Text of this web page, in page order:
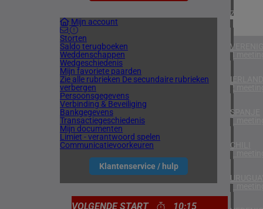
Mijn account
Storten
Saldo terugboeken
Weddenschappen
Wedgeschiedenis
Mijn favoriete paarden
Zie alle rubrieken De secundaire rubrieken
verbergen
Persoonsgegevens
Verbinding & Beveiliging
Bankgegevens
Transactiegeschiedenis
Mijn documenten
Limiet - verantwoord spelen
Communicatievoorkeuren
Klantenservice / hulp
ZUID-
1
4
IERLAND
2
SPANJE
1
CHILI
1
URUGUAY
1
VOLGENDE START 10:15